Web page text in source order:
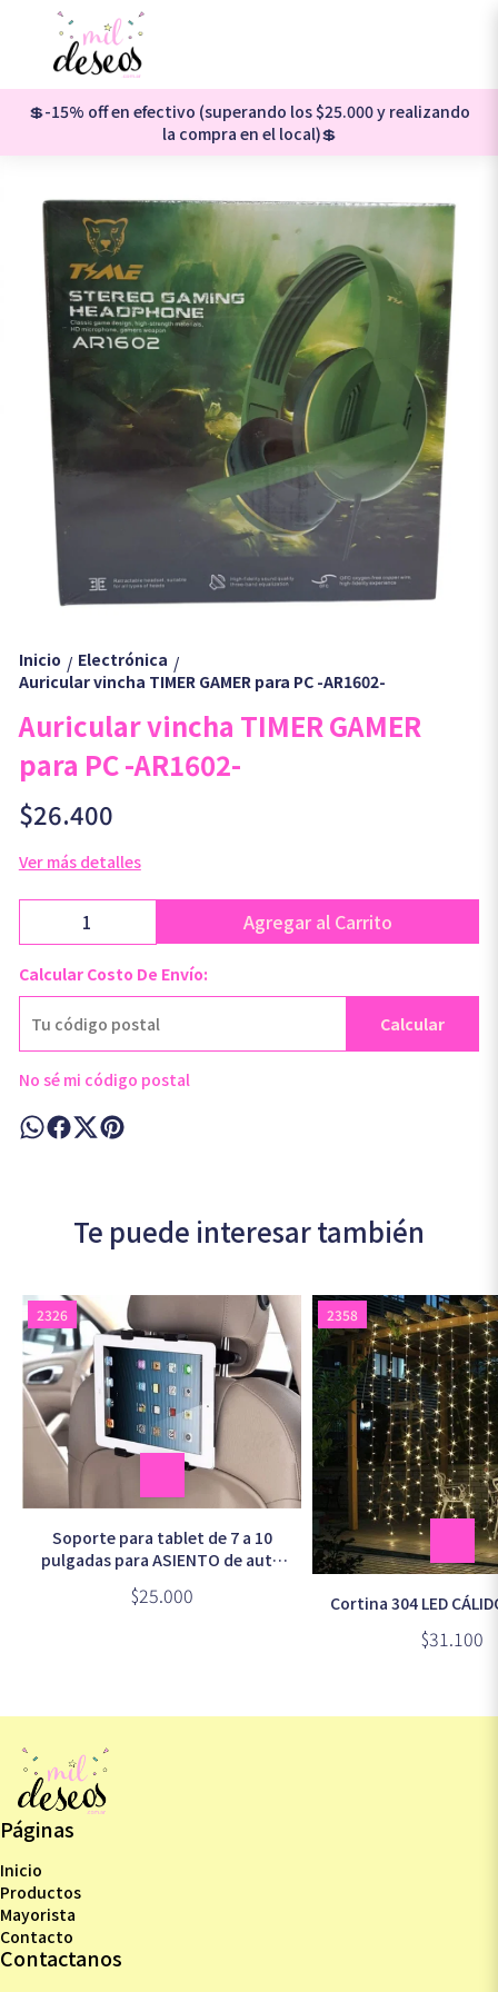
💲-15% off en efectivo (superando los $25.000 y realizando
la compra en el local)💲
Inicio / Electrónica /
Auricular vincha TIMER GAMER para PC -AR1602-
Auricular vincha TIMER GAMER
para PC -AR1602-
$26.400
Ver más detalles
Agregar al Carrito
Calcular Costo De Envío:
Calcular
No sé mi código postal
Te puede interesar también
2326
Soporte para tablet de 7 a 10
pulgadas para ASIENTO de auto
en caja -GD110-
$25.000
2358
Cortina 304 LED
$31.100
Páginas
Inicio
Productos
Mayorista
Contacto
Contactanos